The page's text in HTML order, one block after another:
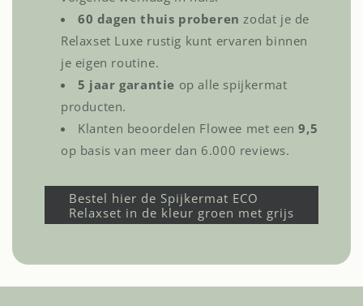
60 dagen thuis proberen zodat je de
Relaxset Luxe rustig kunt ervaren binnen
je eigen routine.
5 jaar garantie op alle spijkermat
producten.
Klanten beoordelen Flowee met een9,5
op basis van meer dan 6.000 reviews.
Bestel hier de Spijkermat ECO
Relaxset in de kleur groen met grijs